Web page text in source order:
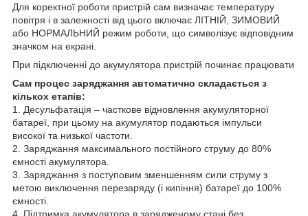
Для коректної роботи пристрій сам визначає температуру
повітря і в залежності від цього включає ЛІТНІЙ, ЗИМОВИЙ
або НОРМАЛЬНИЙ режим роботи, що символізує відповідним
значком на екрані.
При підключенні до акумулятора пристрій починає працювати
Сам процес заряджання автоматично складається з
кількох етапів:
1. Десульфатація – часткове відновлення акумуляторної
батареї, при цьому на акумулятор подаються імпульси
високої та низької частоти.
2. Заряджання максимального постійного струму до 80%
ємності акумулятора.
3. Заряджання з поступовим зменшенням сили струму з
метою виключення перезаряду (і кипіння) батареї до 100%
ємності.
4. Підтримка акумулятора в зарядженому стані без